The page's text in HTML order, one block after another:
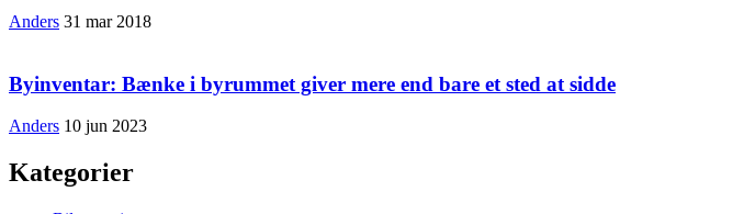
Anders 31 mar 2018
Byinventar: Bænke i byrummet giver mere end bare et sted at sidde
Anders 10 jun 2023
Kategorier